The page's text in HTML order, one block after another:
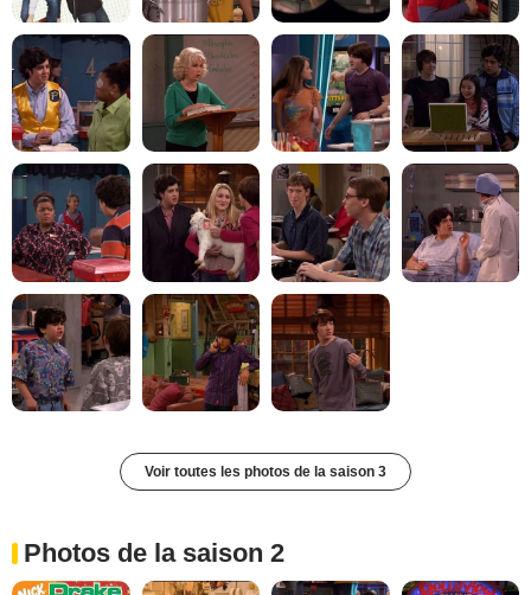
Voir toutes les photos de la saison 3
Photos de la saison 2